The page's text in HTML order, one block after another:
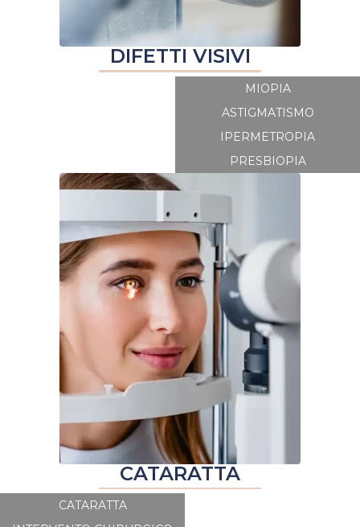
DIFETTI VISIVI
MIOPIA
ASTIGMATISMO
IPERMETROPIA
PRESBIOPIA
CATARATTA
CATARATTA